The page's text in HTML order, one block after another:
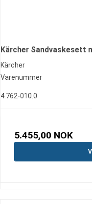
Kärcher Sandvaskesett
Kärcher
Varenummer
4.762-010.0
5.455,00 NOK